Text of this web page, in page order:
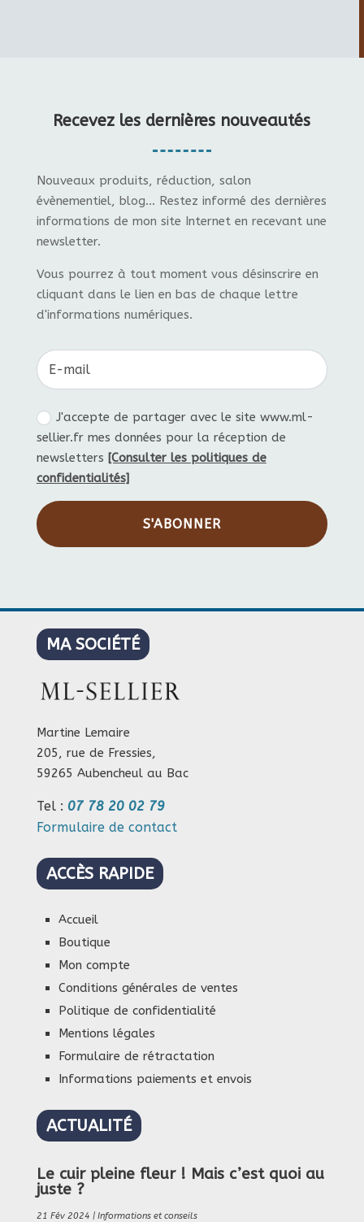
Recevez les dernières nouveautés
Nouveaux produits, réduction, salon
évènementiel, blog... Restez informé des dernières
informations de mon site Internet en recevant une
newsletter.
Vous pourrez à tout moment vous désinscrire en
cliquant dans le lien en bas de chaque lettre
d'informations numériques.
J'accepte de partager avec le site www.ml-
sellier.fr mes données pour la réception de
newsletters [Consulter les politiques de
confidentialités]
S'ABONNER
MA SOCIÉTÉ
Martine Lemaire
205, rue de Fressies,
59265 Aubencheul au Bac
Tel : 07 78 20 02 79
Formulaire de contact
ACCÈS RAPIDE
Accueil
Boutique
Mon compte
Conditions générales de ventes
Politique de confidentialité
Mentions légales
Formulaire de rétractation
Informations paiements et envois
ACTUALITÉ
Le cuir pleine fleur ! Mais c’est quoi au
juste ?
21 Fév 2024 | Informations et conseils